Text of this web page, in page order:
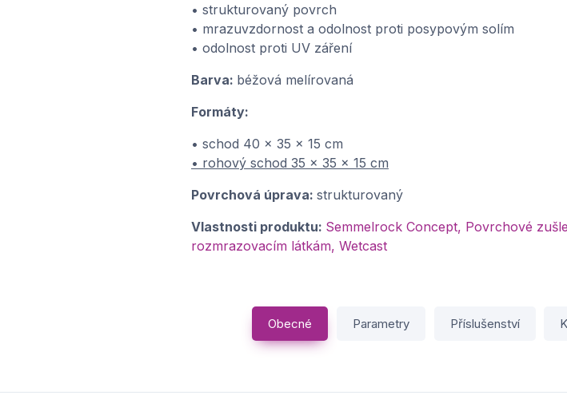
• strukturovaný povrch
• mrazuvzdornost a odolnost proti posypovým solím
• odolnost proti UV záření
Barva: béžová melírovaná
Formáty:
• schod 40 x 35 x 15 cm
• rohový schod 35 x 35 x 15 cm
Povrchová úprava: strukturovaný
Vlastnosti produktu: Semmelrock Concept, Povrchové
rozmrazovacím látkám, Wetcast
Obecné Parametry Příslušenství